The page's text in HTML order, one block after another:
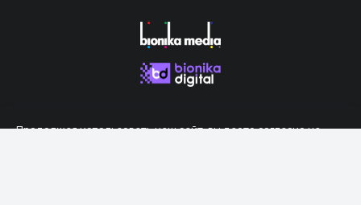
Продолжая использовать наш сайт, вы даете согласие на